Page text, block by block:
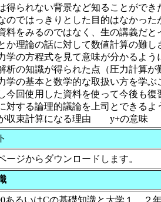
得られない背景など知ることができ
のではっきりとした目的はなかっ
料をみるのではなく、生の講義だと
か理論の話に対して数値計算の難し
学の方程式を見て意味が分かるよ
析の知識が得られた点（圧力計算が
学の基本と数学的な取扱い方を学
今回使用した資料を使って今後も復
対する論理的議論を上司とできる
が収束計算になる理由 y+の意味
ージからダウンロードします。
あるいはCの基礎知識と大学１，